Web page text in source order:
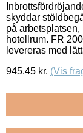
skyddar
på
hotellrum. FR
levereras med
945.45 kr. (Vis